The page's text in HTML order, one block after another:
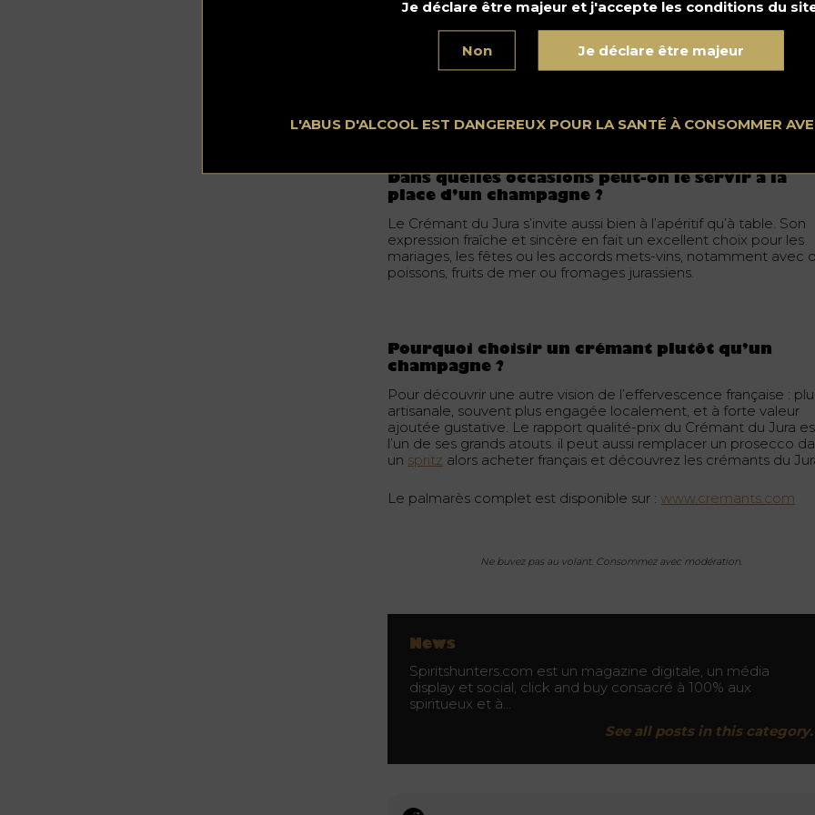
Je déclare être majeur et j'accepte les conditions du
Non Je déclare être majeur
L'ABUS D'ALCOOL EST DANGEREUX POUR LA SANTÉ À CONSOMMER
champagne en termes de qualité ?
Oui, dans de nombreux cas. Élaboré selon la même méthode
traditionnelle, avec des cépages nobles et une exigence
croissante, leCrémant du Jura peut offrir une finesse de bulles et
Dans quelles occasions peut-on le servir à la
place d’un champagne ?
Le Crémant du Jura s’invite aussi bien à l’apéritif qu’à table. Son
expression fraîche et sincère en fait un excellent choix pour les
mariages, les fêtes ou les accords mets-vins, notamment avec
poissons, fruits de mer ou fromages jurassiens.
Pourquoi choisir un crémant plutôt qu’un
champagne ?
Pour découvrir une autre vision de l’effervescence française :
artisanale, souvent plus engagée localement, et à forte valeur
ajoutée gustative. Le rapport qualité-prix du Crémant du Jura
l’un de ses grands atouts. il peut aussi remplacer un prosecco
un spritz alors acheter français et découvrez les crémants du
Le palmarès complet est disponible sur :www.cremants.com
Ne buvez pas au volant. Consommez avec modération.
News
Spiritshunters.com est un magazine digitale, un média
display et social, click and buy consacré à 100% aux
spiritueux et à…
See all posts in this category.